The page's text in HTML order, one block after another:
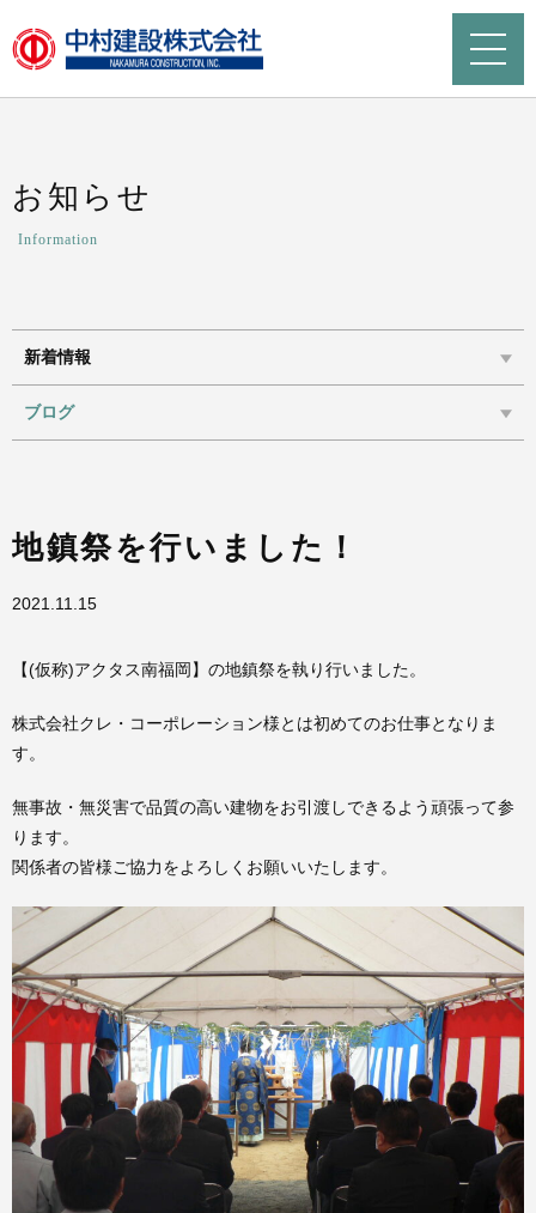
お知らせ
Information
新着情報
ブログ
地鎮祭を行いました！
2021.11.15
【(仮称)アクタス南福岡】の地鎮祭を執り行いました。
株式会社クレ・コーポレーション様とは初めてのお仕事となりま
す。
無事故・無災害で品質の高い建物をお引渡しできるよう頑張って参
ります。
関係者の皆様ご協力をよろしくお願いいたします。